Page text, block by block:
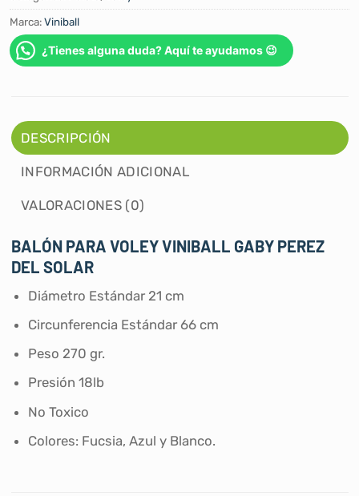
Marca:Viniball
¿Tienes alguna duda? Aquí te ayudamos 😉
DESCRIPCIÓN
INFORMACIÓN ADICIONAL
VALORACIONES (0)
BALÓN PARA VOLEY VINIBALL GABY PEREZ
DEL SOLAR
Diámetro Estándar 21 cm
Circunferencia Estándar 66 cm
Peso 270 gr.
Presión 18lb
No Toxico
Colores: Fucsia, Azul y Blanco.